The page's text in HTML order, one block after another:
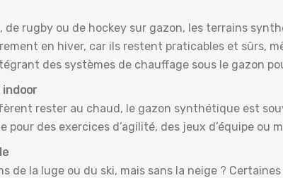
de rugby ou de hockey sur gazon, les terrains
en hiver, car ils restent praticables et sûrs,
des systèmes de chauffage sous le gazon
indoor
rester au chaud, le gazon synthétique est
pour des exercices d’agilité, des jeux d’équipe ou
de la luge ou du ski, mais sans la neige ?